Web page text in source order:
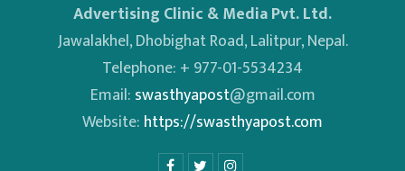
Advertising Clinic & Media Pvt. Ltd.
Jawalakhel, Dhobighat Road, Lalitpur, Nepal.
Telephone: + 977-01-5534234
Email: swasthyapost@gmail.com
Website: https://swasthyapost.com